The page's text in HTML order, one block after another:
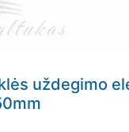
uždegimo